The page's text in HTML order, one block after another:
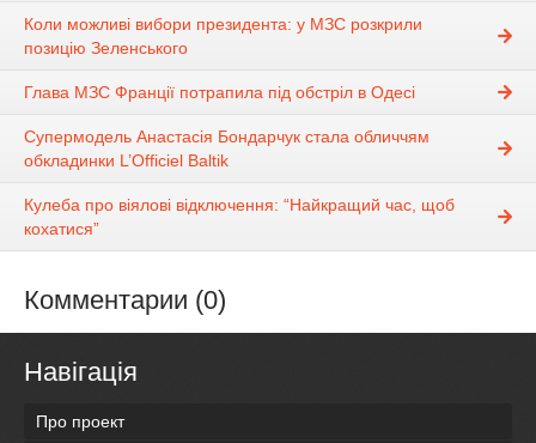
Коли можливі вибори президента: у МЗС розкрили
позицію Зеленського
Глава МЗС Франції потрапила під обстріл в Одесі
Супермодель Анастасія Бондарчук стала обличчям
обкладинки L’Officiel Baltik
Кулеба про віялові відключення: “Найкращий час, щоб
кохатися”
Комментарии (0)
Навігація
Про проект